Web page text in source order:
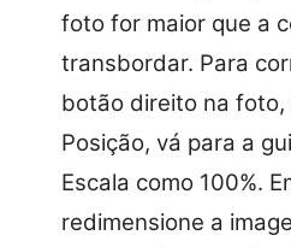
foto for maior que a
transbordar. Para
botão direito na foto,
Posição, vá para a
Escala como 100%.
redimensione a